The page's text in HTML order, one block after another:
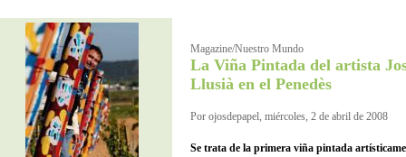
Magazine/Nuestro Mundo
La Viña Pintada del artista
Llusià en el Penedès
Por ojosdepapel, miércoles, 2 de abril de 2008
Se trata de la primera viña pintada